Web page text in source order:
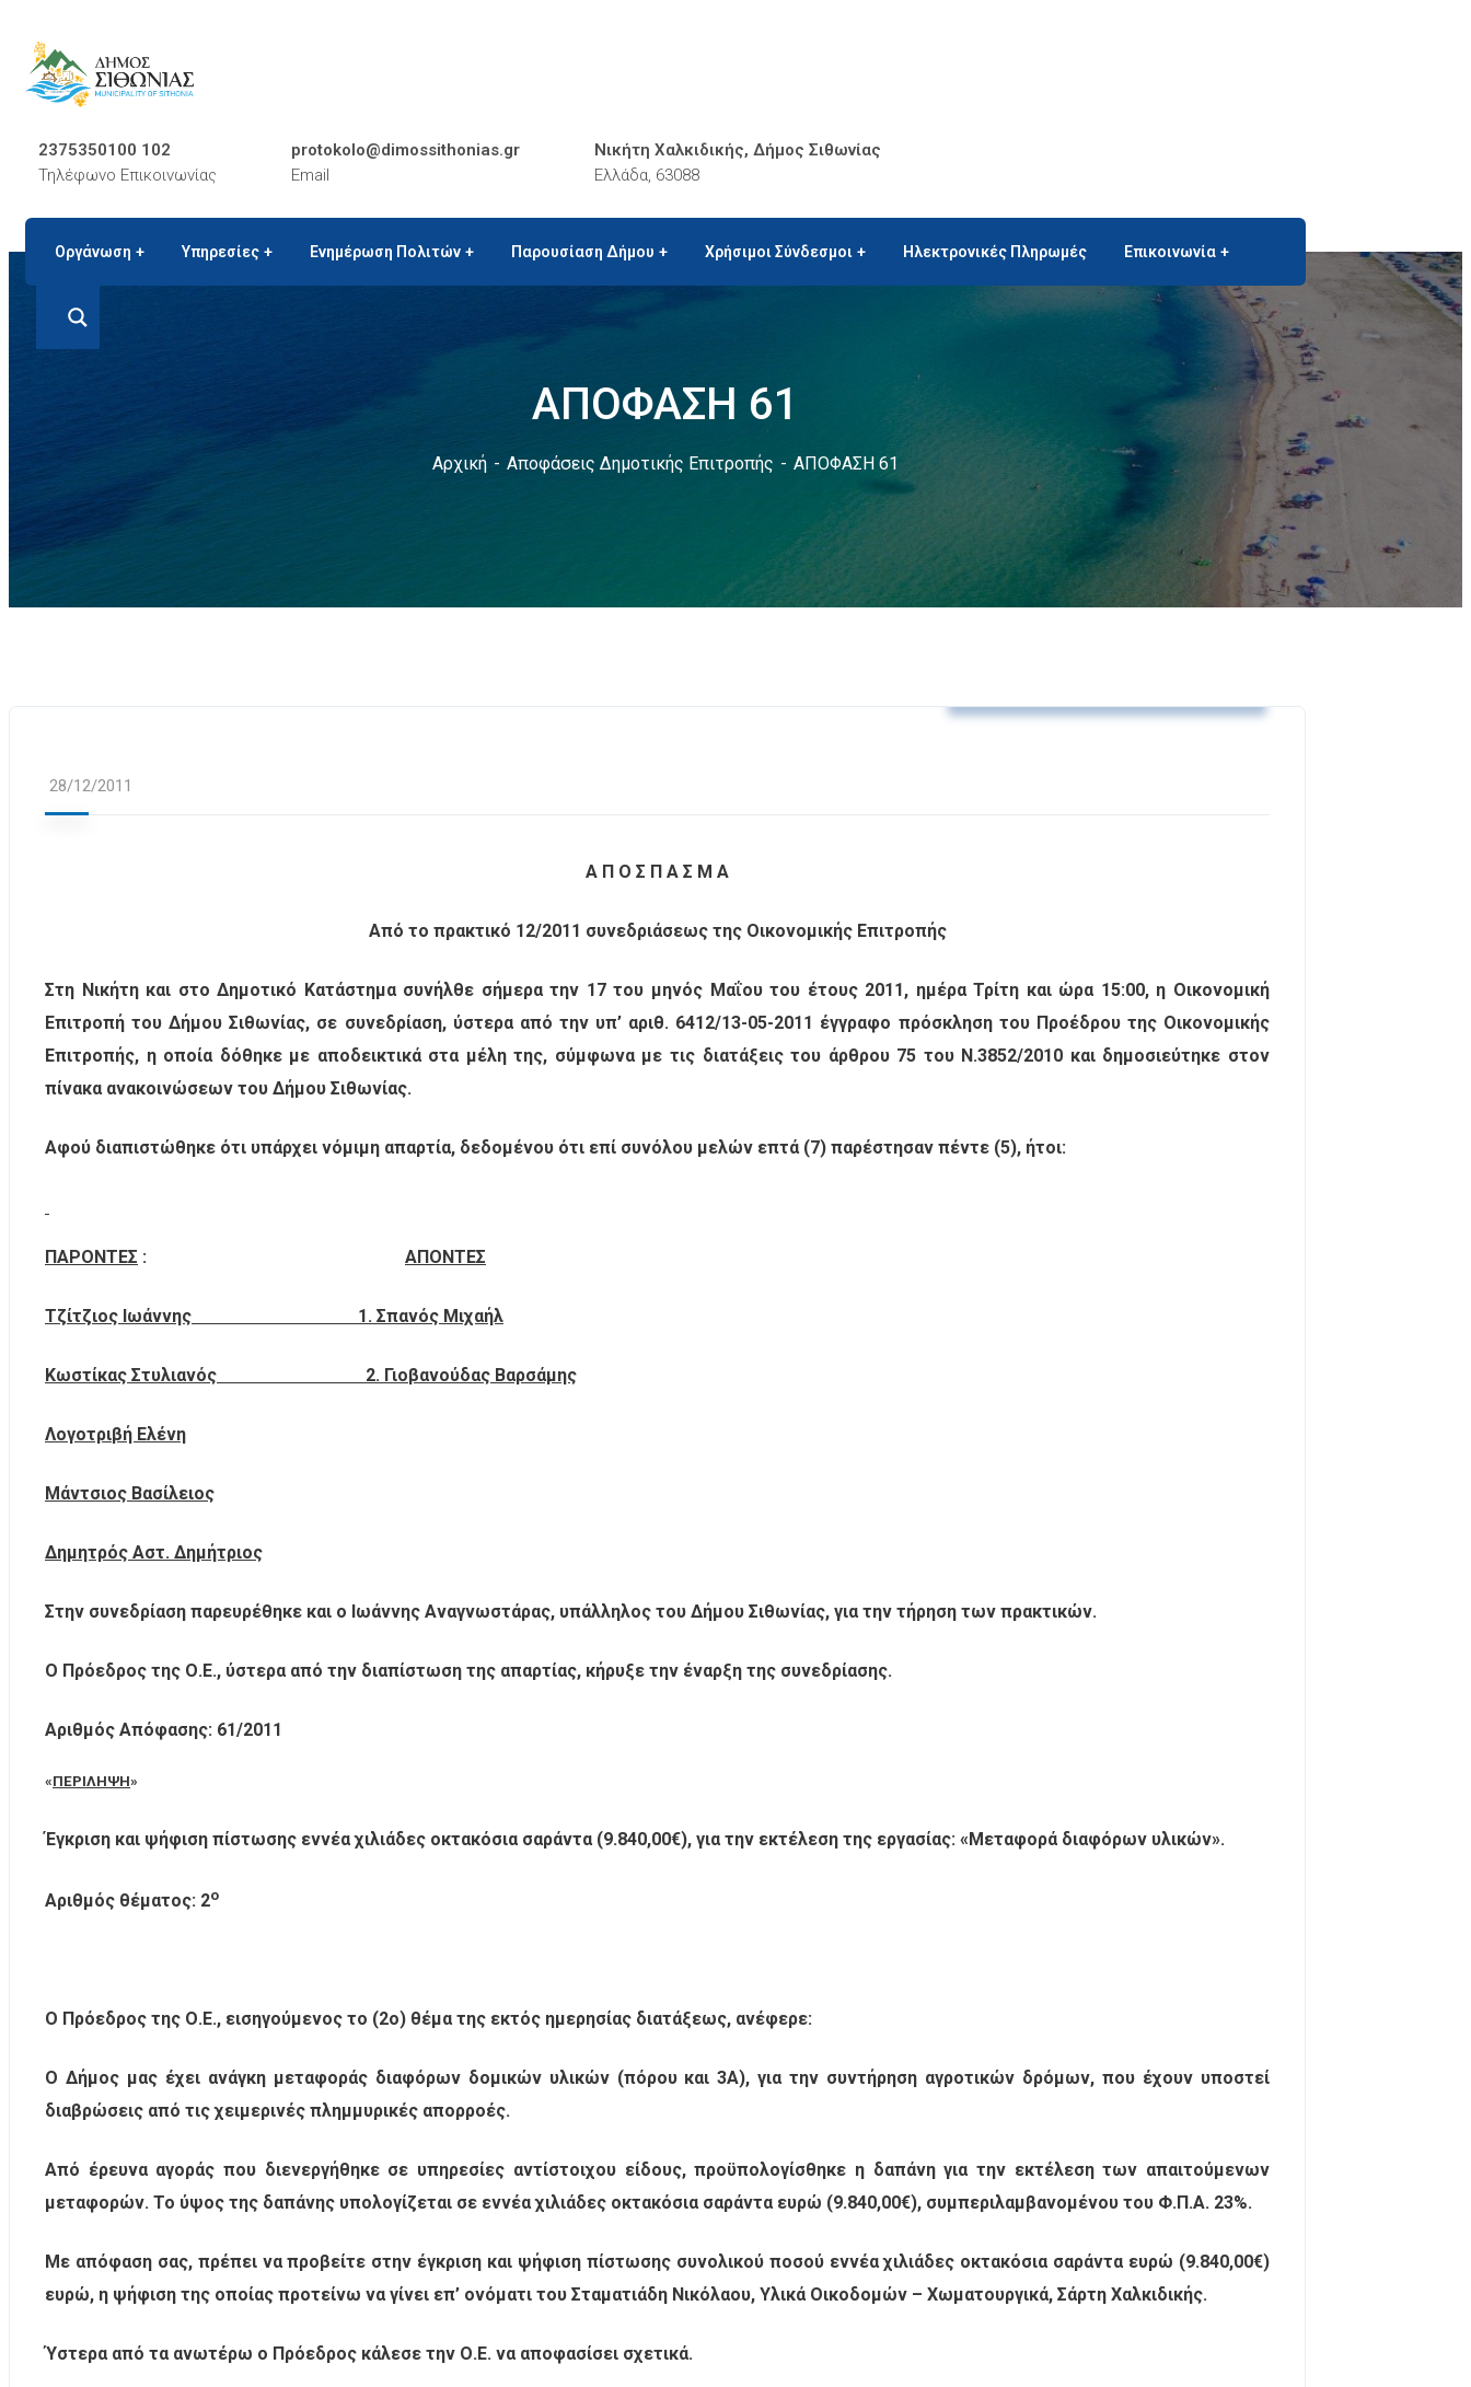
2375350100 102
Τηλέφωνο Επικοινωνίας
protokolo@dimossithonias.gr
Email
Νικήτη Χαλκιδικής, Δήμος Σιθωνίας
Ελλάδα, 63088
Οργάνωση Υπηρεσίες Ενημέρωση Πολιτών Παρουσίαση Δήμου Χρήσιμοι Σύνδεσμοι Ηλεκτρονικές Πληρωμές Επικοινωνία
ΑΠΟΦΑΣΗ 61
Αρχική Αποφάσεις Δημοτικής Επιτροπής ΑΠΟΦΑΣΗ 61
28/12/2011
A Π Ο Σ Π Α Σ Μ Α
Από το πρακτικό 12/2011 συνεδριάσεως της Οικονομικής Επιτροπής
Στη Νικήτη και στο Δημοτικό Κατάστημα συνήλθε σήμερα την 17 του μηνός Μαΐου του έτους 2011, ημέρα Τρίτη και ώρα 15:00, η Οικονομική
Επιτροπή του Δήμου Σιθωνίας, σε συνεδρίαση, ύστερα από την υπ’ αριθ. 6412/13-05-2011 έγγραφο πρόσκληση του Προέδρου της Οικονομικής
Επιτροπής, η οποία δόθηκε με αποδεικτικά στα μέλη της, σύμφωνα με τις διατάξεις του άρθρου 75 του Ν.3852/2010 και δημοσιεύτηκε στον
πίνακα ανακοινώσεων του Δήμου Σιθωνίας.
Αφού διαπιστώθηκε ότι υπάρχει νόμιμη απαρτία, δεδομένου ότι επί συνόλου μελών επτά (7) παρέστησαν πέντε (5), ήτοι:
ΠΑΡΟΝΤΕΣ : AΠΟΝTEΣ
Τζίτζιος Ιωάννης 1. Σπανός Μιχαήλ
Κωστίκας Στυλιανός 2. Γιοβανούδας Βαρσάμης
Λογοτριβή Ελένη
Μάντσιος Βασίλειος
Δημητρός Αστ. Δημήτριος
Στην συνεδρίαση παρευρέθηκε και ο Ιωάννης Αναγνωστάρας, υπάλληλος του Δήμου Σιθωνίας, για την τήρηση των πρακτικών.
Ο Πρόεδρος της Ο.Ε., ύστερα από την διαπίστωση της απαρτίας, κήρυξε την έναρξη της συνεδρίασης.
Αριθμός Απόφασης: 61/2011
«ΠΕΡΙΛΗΨΗ»
Έγκριση και ψήφιση πίστωσης εννέα χιλιάδες οκτακόσια σαράντα (9.840,00€), για την εκτέλεση της εργασίας: «Μεταφορά διαφόρων υλικών».
Αριθμός θέματος: 2ο
Ο Πρόεδρος της Ο.Ε., εισηγούμενος το (2ο) θέμα της εκτός ημερησίας διατάξεως, ανέφερε:
Ο Δήμος μας έχει ανάγκη μεταφοράς διαφόρων δομικών υλικών (πόρου και 3Α), για την συντήρηση αγροτικών δρόμων, που έχουν υποστεί
διαβρώσεις από τις χειμερινές πλημμυρικές απορροές.
Από έρευνα αγοράς που διενεργήθηκε σε υπηρεσίες αντίστοιχου είδους, προϋπολογίσθηκε η δαπάνη για την εκτέλεση των απαιτούμενων
μεταφορών. Το ύψος της δαπάνης υπολογίζεται σε εννέα χιλιάδες οκτακόσια σαράντα ευρώ (9.840,00€), συμπεριλαμβανομένου του Φ.Π.Α. 23%.
Με απόφαση σας, πρέπει να προβείτε στην έγκριση και ψήφιση πίστωσης συνολικού ποσού εννέα χιλιάδες οκτακόσια σαράντα ευρώ (9.840,00€)
ευρώ, η ψήφιση της οποίας προτείνω να γίνει επ’ ονόματι του Σταματιάδη Νικόλαου, Υλικά Οικοδομών – Χωματουργικά, Σάρτη Χαλκιδικής.
Ύστερα από τα ανωτέρω ο Πρόεδρος κάλεσε την Ο.Ε. να αποφασίσει σχετικά.